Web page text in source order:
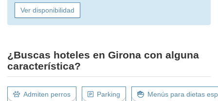
Ver disponibilidad
¿Buscas hoteles en Girona con alguna
característica?
Admiten perros Parking Menús para dietas